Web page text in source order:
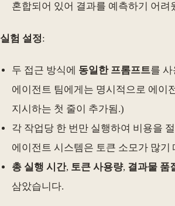
혼합되어 있어 결과를 예측하기 어려
실험 설정:
두 접근 방식에 동일한 프롬프트를
에이전트 팀에게는 명시적으로 에이
지시하는 첫 줄이 추가됨.)
각 작업당 한 번만 실행하여 비용을
에이전트 시스템은 토큰 소모가 많기
총 실행 시간, 토큰 사용량, 결과물 품
삼았습니다.